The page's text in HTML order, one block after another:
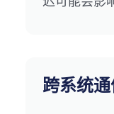
跨系统